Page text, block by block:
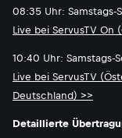
08:35 Uhr: Samstags-
Live bei ServusTV On
10:40 Uhr: Samstags-
Live bei ServusTV
Deutschland) >>
Detaillierte